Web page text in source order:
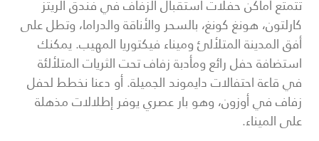
تتمتع أماكن حفلات استقبال الزفاف في فندق الريتز
كارلتون، هونغ كونغ، بالسحر والأناقة والدراما، وتطل على
أفق المدينة المتلألئ وميناء فيكتوريا المهيب. يمكنك
استضافة حفل رائع ومأدبة زفاف تحت الثريات المتلألئة
في قاعة احتفالات دايموند الجميلة. أو دعنا نخطط لحفل
زفاف في أوزون، وهو بار عصري يوفر إطلالات مذهلة
على الميناء.